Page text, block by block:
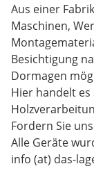
Aus einer
Maschinen,
Besichtigung
Dormagen
Hier handelt
Fordern Sie
Alle Geräte
info (at) das-